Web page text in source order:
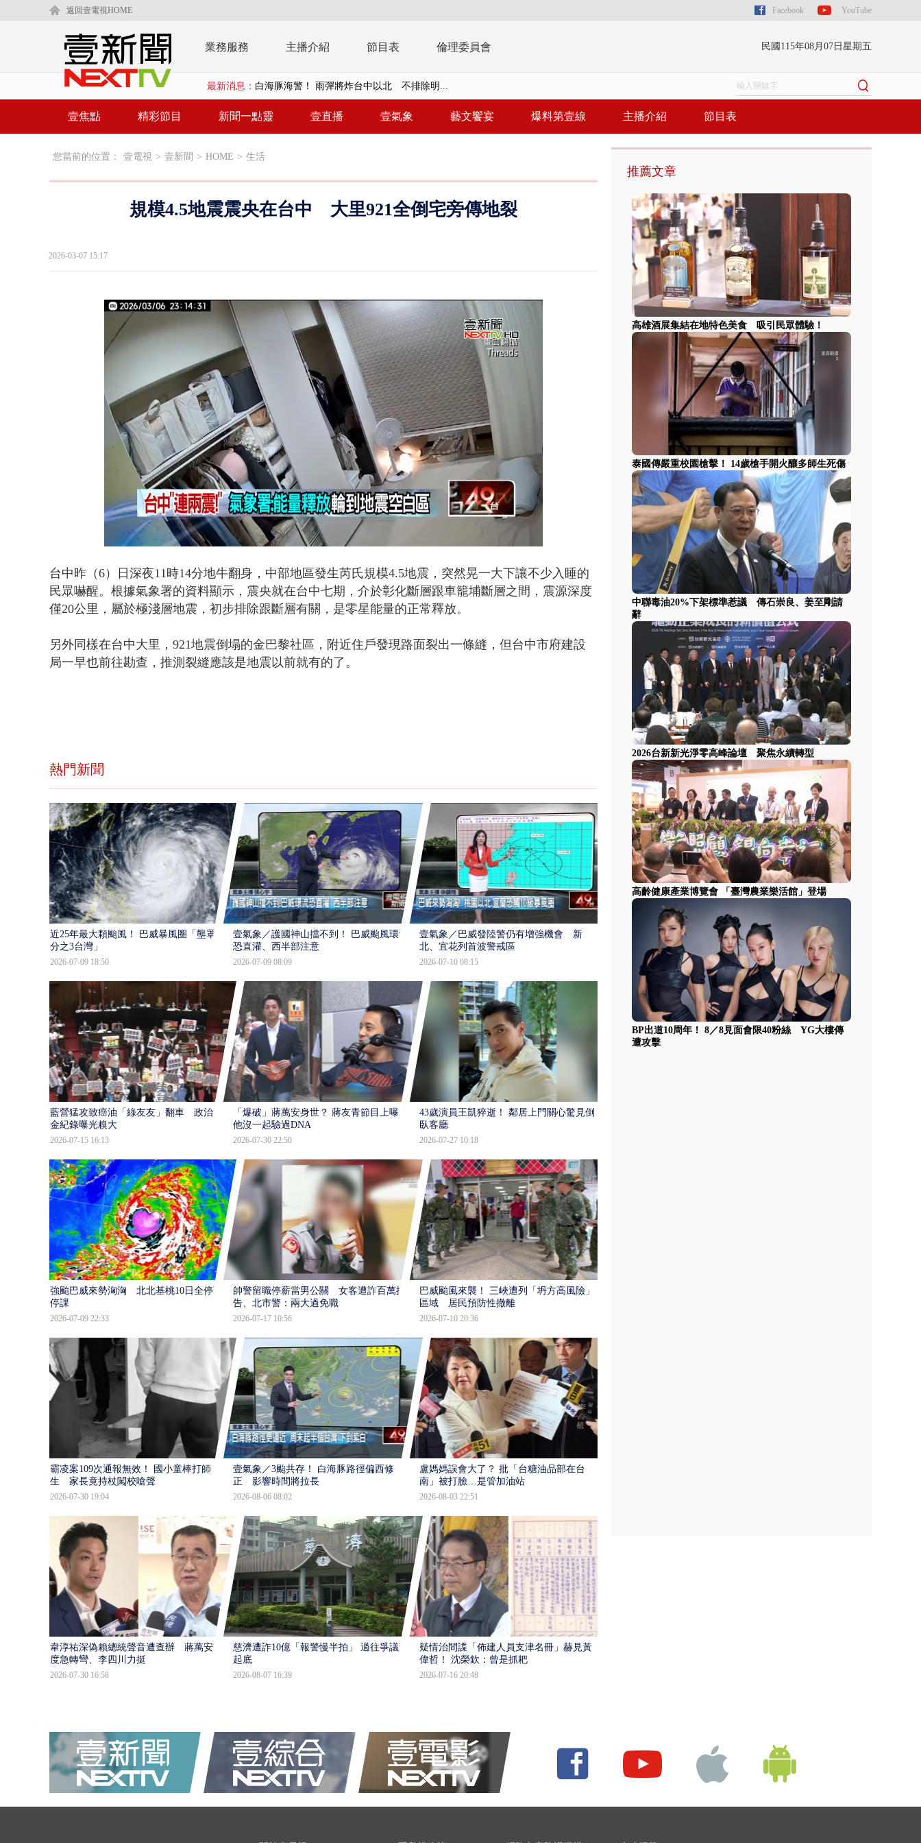
返回壹電視HOME Facebook YouTube
業務服務 主播介紹 節目表 倫理委員會 民國115年08月07日星期五
最新消息： 沖繩機場航班取消！ 滯留旅客「拚手速」搶...
泰國傳嚴重校園槍擊！ 14歲槍手開火釀多師...
「吉伊卡哇」劇場版超人氣限量特典 粉絲排...
父親節限定！ 「一鴨三吃」、「客家攪福」...
壹焦點 精彩節目 新聞一點靈 壹直播 壹氣象 藝文饗宴 爆料第壹線 主播介紹 節目表
您當前的位置： 壹電視 > 壹新聞 > HOME > 生活
規模4.5地震震央在台中 大里921全倒宅旁傳地裂
2026-03-07 15:17
Unmute Loaded:
40.67%
台中昨（6）日深夜11時14分地牛翻身，中部地區發生芮氏規模4.5地震，突然晃一大下讓不少入睡的
民眾嚇醒。根據氣象署的資料顯示，震央就在台中七期，介於彰化斷層跟車籠埔斷層之間，震源深度
僅20公里，屬於極淺層地震，初步排除跟斷層有關，是零星能量的正常釋放。
另外同樣在台中大里，921地震倒塌的金巴黎社區，附近住戶發現路面裂出一條縫，但台中市府建設
局一早也前往勘查，推測裂縫應該是地震以前就有的了。
熱門新聞
近25年最大顆颱風！ 巴威暴風圈「壟罩4
分之3台灣」
2026-07-09 18:50
壹氣象／護國神山擋不到！ 巴威颱風環流
恐直灌、西半部注意
2026-07-09 08:09
壹氣象／巴威發陸警仍有增強機會 新
北、宜花列首波警戒區
2026-07-10 08:15
藍營猛攻致癌油「綠友友」翻車 政治獻
金紀錄曝光糗大
2026-07-15 16:13
「爆破」蔣萬安身世？ 蔣友青節目上曝：
他沒一起驗過DNA
2026-07-30 22:50
43歲演員王凱猝逝！ 鄰居上門關心驚見倒
臥客廳
2026-07-27 10:18
強颱巴威來勢洶洶 北北基桃10日全停班
停課
2026-07-09 22:33
帥警留職停薪當男公關 女客遭詐百萬提
告、北市警：兩大過免職
2026-07-17 10:56
巴威颱風來襲！ 三峽遭列「坍方高風險」
區域 居民預防性撤離
2026-07-10 20:36
霸凌案109次通報無效！ 國小童棒打師
生 家長竟持杖闖校嗆聲
2026-07-30 19:04
壹氣象／3颱共存！ 白海豚路徑偏西修
正 影響時間將拉長
2026-08-06 08:02
盧媽媽誤會大了？ 批「台糖油品部在台
南」被打臉…是管加油站
2026-08-03 22:51
韋淳祐深偽賴總統聲音遭查辦 蔣萬安態
度急轉彎、李四川力挺
2026-07-30 16:58
慈濟遭詐10億「報警慢半拍」 過往爭議遭
起底
2026-08-07 16:39
疑情治間諜「佈建人員支津名冊」赫見黃
偉哲！ 沈榮欽：曾是抓耙
2026-07-16 20:48
推薦文章
高雄酒展集結在地特色美食 吸引民眾體驗！
泰國傳嚴重校園槍擊！ 14歲槍手開火釀多師生死傷
中聯毒油20%下架標準惹議 傳石崇良、姜至剛請
辭
2026台新新光淨零高峰論壇 聚焦永續轉型
高齡健康產業博覽會 「臺灣農業樂活館」登場
BP出道10周年！ 8／8見面會限40粉絲 YG大樓傳
遭攻擊